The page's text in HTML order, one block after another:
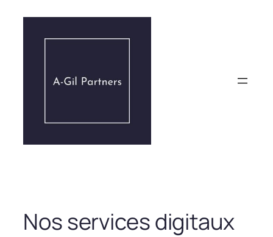
contenu
Nos services digitaux